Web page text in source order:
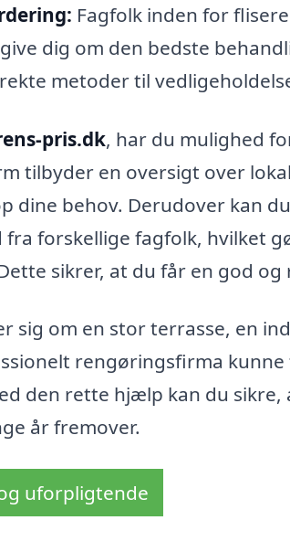
Fagfolk inden for
dig om den bedste
metoder til
pris.dk, har du mulighed
tilbyder en oversigt over
dine behov. Derudover kan
forskellige fagfolk, hvilket
sikrer, at du får en god
sig om en stor terrasse, en
rengøringsfirma
den rette hjælp kan du
år fremover.
uforpligtende